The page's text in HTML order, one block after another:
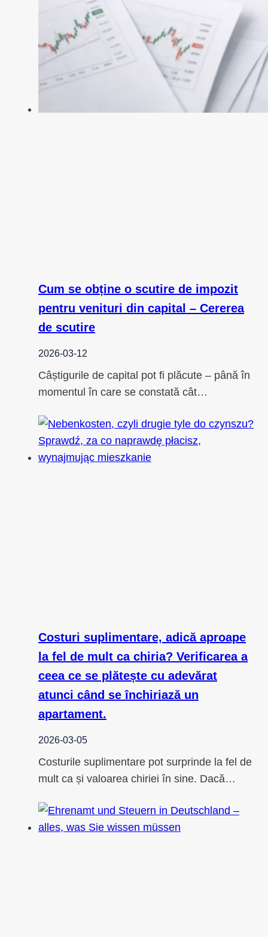
Cum se obține o scutire de impozit
pentru venituri din capital – Cererea
de scutire
2026-03-12
Câștigurile de capital pot fi plăcute – până în
momentul în care se constată cât…
Costuri suplimentare, adică aproape
la fel de mult ca chiria? Verificarea a
ceea ce se plătește cu adevărat
atunci când se închiriază un
apartament.
2026-03-05
Costurile suplimentare pot surprinde la fel de
mult ca și valoarea chiriei în sine. Dacă…